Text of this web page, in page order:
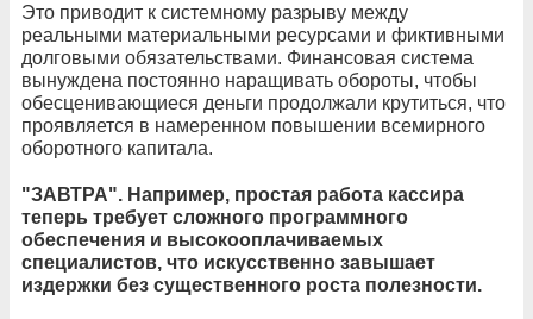
Это приводит к системному разрыву между
реальными материальными ресурсами и фиктивными
долговыми обязательствами. Финансовая система
вынуждена постоянно наращивать обороты, чтобы
обесценивающиеся деньги продолжали крутиться, что
проявляется в намеренном повышении всемирного
оборотного капитала.
"ЗАВТРА". Например, простая работа кассира
теперь требует сложного программного
обеспечения и высокооплачиваемых
специалистов, что искусственно завышает
издержки без существенного роста полезности.